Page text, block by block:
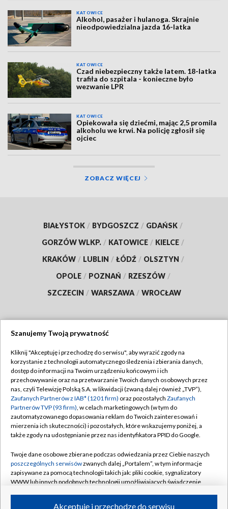
KATOWICE
Alkohol, pasażer i hulanoga. Skrajnie
nieodpowiedzialna jazda 16-latka
KATOWICE
Czad niebezpieczny także latem. 18-latka
trafiła do szpitala - konieczne było
wezwanie LPR
KATOWICE
Opiekowała się dziećmi, mając 2,5 promila
alkoholu we krwi. Na policję zgłosił się
ojciec
ZOBACZ WIĘCEJ
BIAŁYSTOK / BYDGOSZCZ / GDAŃSK /
GORZÓW WLKP. / KATOWICE / KIELCE /
KRAKÓW / LUBLIN / ŁÓDŹ / OLSZTYN /
OPOLE / POZNAŃ / RZESZÓW /
SZCZECIN / WARSZAWA / WROCŁAW
TVP
Abonament TVP
Emisja w TVP
Centrum informacji TVP
Naziemna Telewizja Cyfrowa
Rada Programowa
System NOS
Informacje o nadawcy
Regulamin TVP
Polityka prywatności
Moje zgody
Pomoc
Kontakt
Kanały
Szanujemy Twoją prywatność
Kliknij "Akceptuję i przechodzę do serwisu", aby wyrazić zgody na
korzystanie z technologii automatycznego śledzenia i zbierania danych,
dostęp do informacji na Twoim urządzeniu końcowym i ich
przechowywanie oraz na przetwarzanie Twoich danych osobowych przez
nas, czyli Telewizję Polską S.A. w likwidacji (zwaną dalej również „TVP”),
Zaufanych Partnerów z IAB* (1201 firm) oraz pozostałych Zaufanych
Partnerów TVP (93 firm), w celach marketingowych (w tym do
zautomatyzowanego dopasowania reklam do Twoich zainteresowań i
mierzenia ich skuteczności) i pozostałych, które wskazujemy poniżej, a
także zgody na udostępnianie przez nas identyfikatora PPID do Google.
Twoje dane osobowe zbierane podczas odwiedzania przez Ciebie naszych
poszczególnych serwisówzwanych dalej „Portalem”, w tym informacje
zapisywane za pomocą technologii takich jak: pliki cookie, sygnalizatory
WWW lub innych podobnych technologii umożliwiających świadczenie
Akceptuję i przechodzę do serwisu